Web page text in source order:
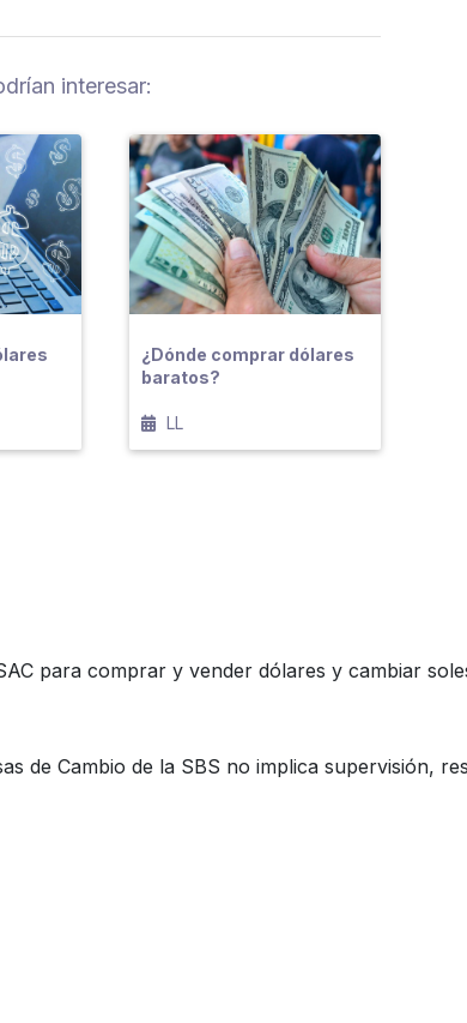
interesar:
¿Dónde comprar dólares
baratos?
LL
para comprar y vender dólares y cambiar
de Cambio de la SBS no implica supervisión,